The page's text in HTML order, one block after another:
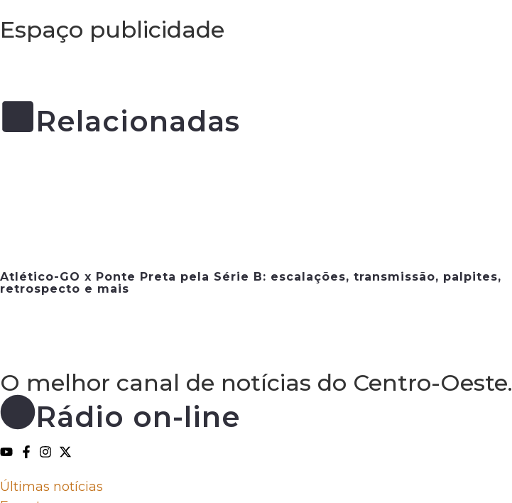
Espaço publicidade
Relacionadas
Atlético-GO x Ponte Preta pela Série B: escalações, transmissão, palpites,
retrospecto e mais
O melhor canal de notícias do Centro-Oeste.
Rádio on-line
Últimas notícias